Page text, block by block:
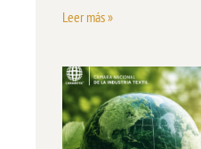
Leer más »